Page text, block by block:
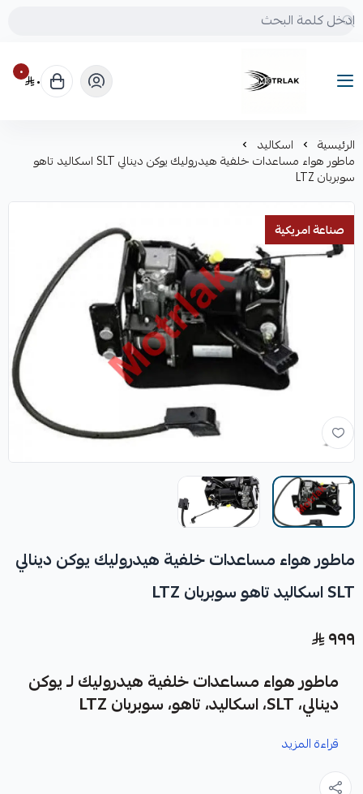
Motrlak
٠ ٠
الرئيسية اسكاليد
ماطور هواء مساعدات خلفية هيدروليك يوكن دينالي SLT اسكاليد تاهو
سوبربان LTZ
صناعة امريكية
ماطور هواء مساعدات خلفية هيدروليك يوكن دينالي
SLT اسكاليد تاهو سوبربان LTZ
٩٩٩
ماطور هواء مساعدات خلفية هيدروليك لـ يوكن
دينالي، SLT، اسكاليد، تاهو، سوبربان LTZ
نوفر لك ماطور هواء مساعدات خلفية هيدروليك كقطعة غيار
متينة وعالية الجودة، مصممة خصيصاً لتعزيز أداء نظام التعليق في
قراءة المزيد